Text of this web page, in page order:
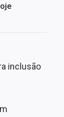
inclusão